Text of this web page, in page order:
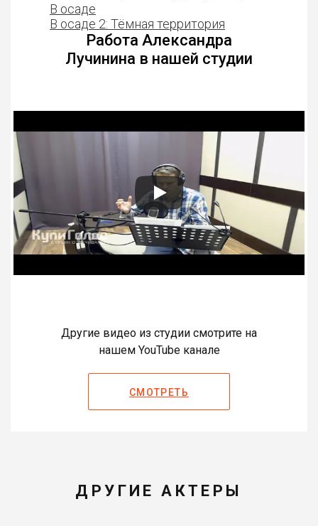
В осаде
В осаде 2: Тёмная территория
Работа Александра
Лучинина в нашей студии
Другие видео из студии смотрите на
нашем YouTube канале
СМОТРЕТЬ
ДРУГИЕ АКТЕРЫ